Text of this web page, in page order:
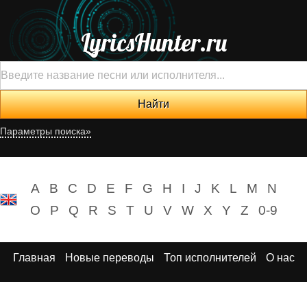
LyricsHunter.ru
Параметры поиска»
A B C D E F G H I J K L M
N
O
P Q R S T U V W X Y Z 0-9
Главная Новые переводы Топ исполнителей О нас